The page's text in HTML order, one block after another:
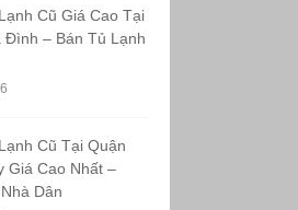
Cũ Giá Cao Tại
Đình – Bán Tủ Lạnh
Cũ Tại Quận
Giá Cao Nhất –
Dân